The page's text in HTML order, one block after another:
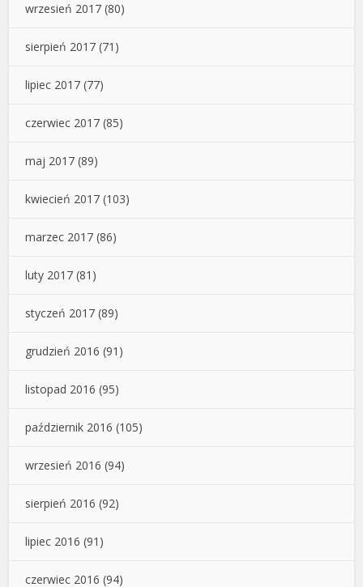
wrzesień 2017 (80)
sierpień 2017 (71)
lipiec 2017 (77)
czerwiec 2017 (85)
maj 2017 (89)
kwiecień 2017 (103)
marzec 2017 (86)
luty 2017 (81)
styczeń 2017 (89)
grudzień 2016 (91)
listopad 2016 (95)
październik 2016 (105)
wrzesień 2016 (94)
sierpień 2016 (92)
lipiec 2016 (91)
czerwiec 2016 (94)